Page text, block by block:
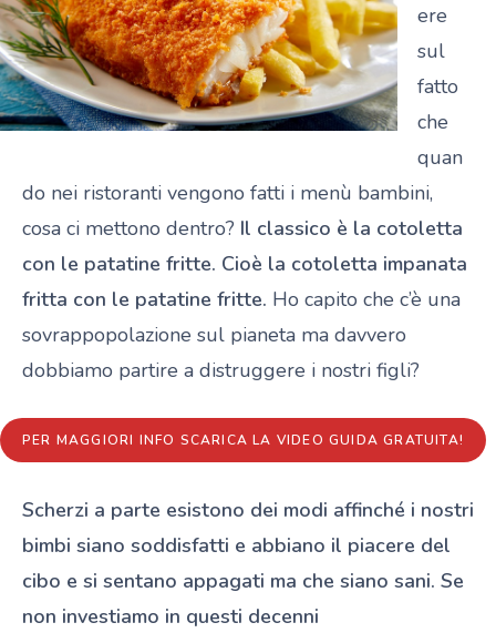
ere
sul
fatto
che
quan
do nei ristoranti vengono fatti i menù bambini,
cosa ci mettono dentro? Il classico è la cotoletta
con le patatine fritte. Cioè la cotoletta impanata
fritta con le patatine fritte. Ho capito che c’è una
sovrappopolazione sul pianeta ma davvero
dobbiamo partire a distruggere i nostri figli?
PER MAGGIORI INFO SCARICA LA VIDEO GUIDA GRATUITA!
Scherzi a parte esistono dei modi affinché i nostri
bimbi siano soddisfatti e abbiano il piacere del
cibo e si sentano appagati ma che siano sani. Se
non investiamo in questi decenni